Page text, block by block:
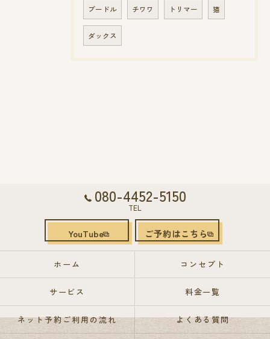
プードル チワワ トリマー 猫
ダックス
080-4452-5150
TEL
YouTube ご予約はこちら
ホーム コンセプト
サービス 料金一覧
ネット予約ご利用の流れ よくある質問